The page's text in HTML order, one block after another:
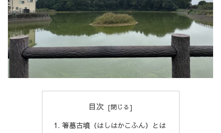
目次
箸墓古墳（はしはかこふん）とは